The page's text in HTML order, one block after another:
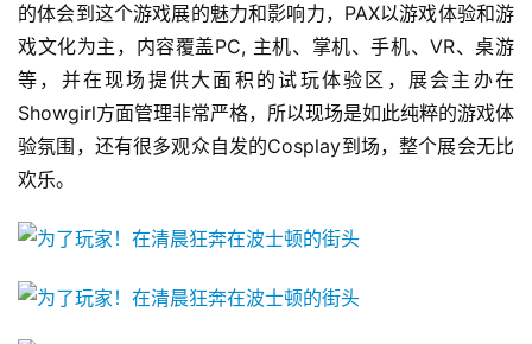
首
页
游
原
的体会到这个游戏展的魅力和影响力，PAX以游戏体验和游
戏文化为主，内容覆盖PC, 主机、掌机、手机、VR、桌游
等，并在现场提供大面积的试玩体验区，展会主办在
Showgirl方面管理非常严格，所以现场是如此纯粹的游戏体
验氛围，还有很多观众自发的Cosplay到场，整个展会无比
欢乐。